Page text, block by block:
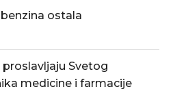
ostala
proslavljaju Svetog
medicine i farmacije